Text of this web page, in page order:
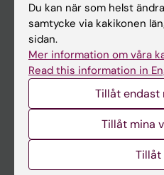
Kurs- och programwebbar
Student på KI
Medarbetare
Medarbetarportalen
Kontakta och besök KI
Universitetsbiblioteket
Du kan när som helst
samtycke via kakikonen
sidan.
Mer information om våra
Read this information in
Tillåt endast
Tillåt mina
Tillåt